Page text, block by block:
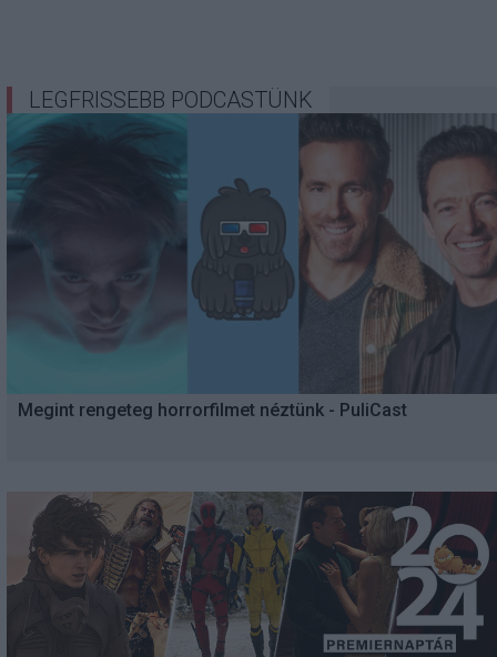
LEGFRISSEBB PODCASTÜNK
Megint rengeteg horrorfilmet néztünk - PuliCast